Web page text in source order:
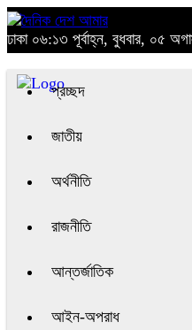
ঢাকা ০৬:১৩ পূর্বাহ্ন, বুধবার, ০৫
প্রচ্ছদ
জাতীয়
অর্থনীতি
রাজনীতি
আন্তর্জাতিক
আইন-অপরাধ